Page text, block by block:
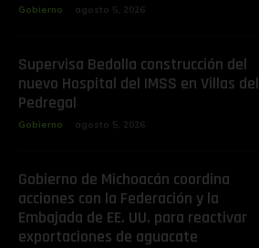
Gobierno agosto 5, 2026
Supervisa Bedolla construcción del
nuevo Hospital del IMSS en Villas del
Pedregal
Gobierno agosto 5, 2026
Gobierno de Michoacán coordina
acciones con la Federación y la
Embajada de EE. UU. para reactivar
exportaciones de aguacate